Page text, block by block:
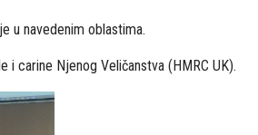
u navedenim oblastima.
carine Njenog Veličanstva (HMRC UK).